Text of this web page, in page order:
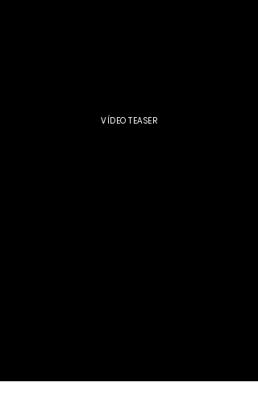
VÍDEO TEASER